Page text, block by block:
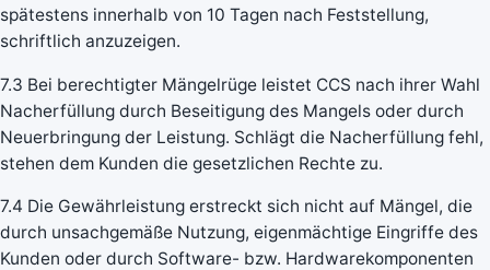
spätestens innerhalb von 10 Tagen nach Feststellung,
schriftlich anzuzeigen.
7.3 Bei berechtigter Mängelrüge leistet CCS nach ihrer Wahl
Nacherfüllung durch Beseitigung des Mangels oder durch
Neuerbringung der Leistung. Schlägt die Nacherfüllung fehl,
stehen dem Kunden die gesetzlichen Rechte zu.
7.4 Die Gewährleistung erstreckt sich nicht auf Mängel, die
durch unsachgemäße Nutzung, eigenmächtige Eingriffe des
Kunden oder durch Software- bzw. Hardwarekomponenten